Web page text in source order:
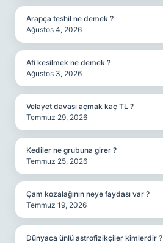
Arapça teshil ne demek ?
Ağustos 4, 2026
Afi kesilmek ne demek ?
Ağustos 3, 2026
Velayet davası açmak kaç TL ?
Temmuz 29, 2026
Kediler ne grubuna girer ?
Temmuz 25, 2026
Çam kozalağının neye faydası var ?
Temmuz 19, 2026
Dünyaca ünlü astrofizikçiler kimlerdir ?